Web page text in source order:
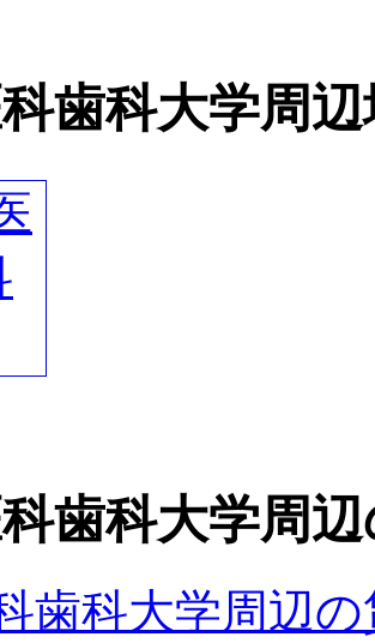
歯科大学周
歯科大学周
歯科大学周辺